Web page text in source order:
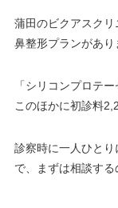
蒲田のビクアスク
鼻整形プランがあり
「シリコンプロテ
このほかに初診料
診察時に一人ひと
で、まずは相談す